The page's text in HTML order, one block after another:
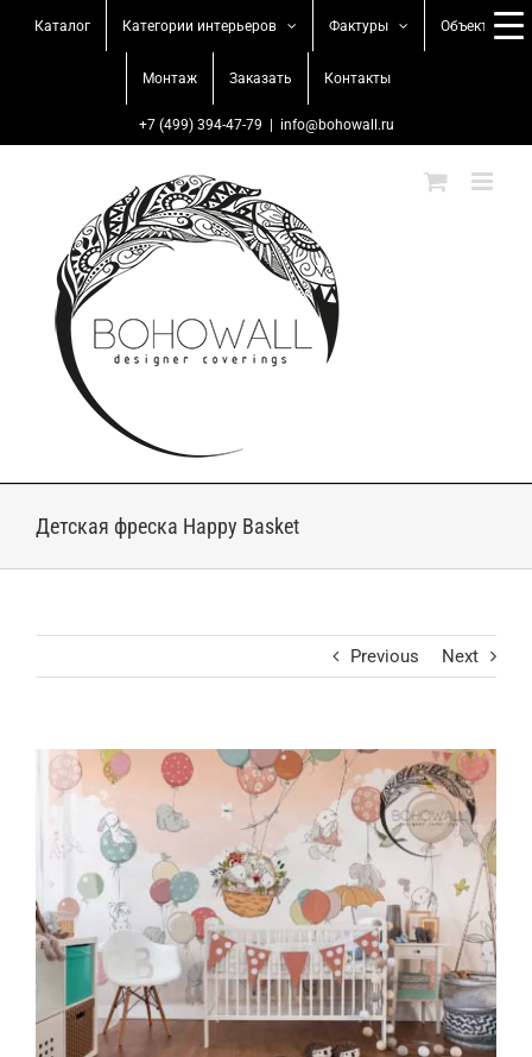
Каталог Категории интерьеров Фактуры Объекты
Монтаж Заказать Контакты
+7 (499) 394-47-79 info@bohowall.ru
Детская фреска Happy Basket
Previous Next
View
Larger